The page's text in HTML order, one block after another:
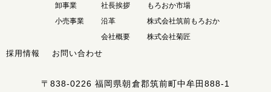
卸事業
小売事業
社長挨拶
沿革
会社概要
もろおか市場
株式会社筑前もろおか
株式会社菊匠
採用情報 お問い合わせ
〒838-0226福岡県朝倉郡筑前町中牟田888-1